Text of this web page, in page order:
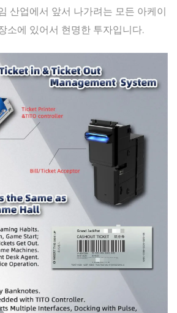
산업에서 앞서 나가려는 모든 아케이
소에 있어서 현명한 투자입니다.